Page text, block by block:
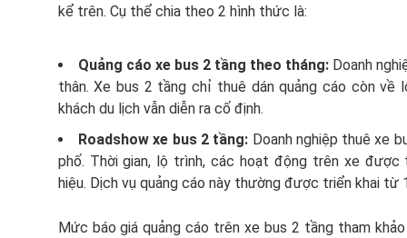
kể trên. Cụ thể chia theo 2 hình thức là:
Quảng cáo xe bus 2 tầng theo tháng: Doanh
thân. Xe bus 2 tầng chỉ thuê dán quảng cáo còn về
khách du lịch vẫn diễn ra cố định.
Roadshow xe bus 2 tầng: Doanh nghiệp thuê xe
phố. Thời gian, lộ trình, các hoạt động trên xe
hiệu. Dịch vụ quảng cáo này thường được triển khai từ
Mức báo giá quảng cáo trên xe bus 2 tầng tham